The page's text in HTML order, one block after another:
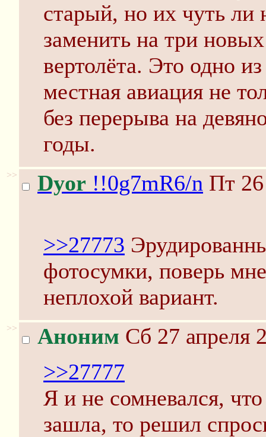
старый, но их чуть ли
заменить на три
вертолёта. Это одно
местная авиация не
без перерыва на
годы.
>> Dyor !!0g7mR6/n Пт
>>27773
фотосумки, поверь
неплохой вариант.
>> Аноним Сб 27 апреля
>>27777
Я и не сомневался,
зашла, то решил